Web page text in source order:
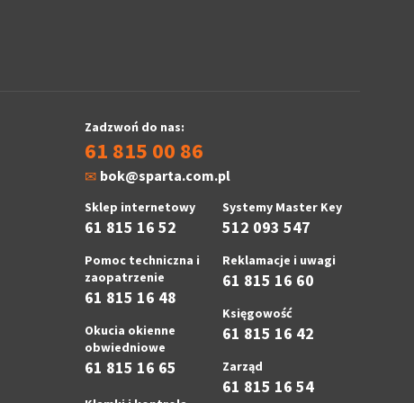
Zadzwoń do nas:
61 815 00 86
bok@sparta.com.pl
Sklep internetowy
61 815 16 52
Pomoc techniczna i
zaopatrzenie
61 815 16 48
Okucia okienne
obwiedniowe
61 815 16 65
Systemy Master Key
512 093 547
Reklamacje i uwagi
61 815 16 60
Księgowość
61 815 16 42
Zarząd
61 815 16 54